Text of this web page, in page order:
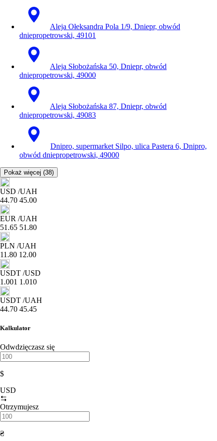
Aleja Ołeksandra Pola 1/9, Dniepr, obwód
dniepropetrowski, 49101
Aleja Słobożańska 50, Dniepr, obwód
dniepropetrowski, 49000
Aleja Słobożańska 87, Dniepr, obwód
dniepropetrowski, 49083
Dnipro, supermarket Silpo, ulica Pastera 6, Dnipro,
obwód dniepropetrowski, 49000
Pokaż więcej (38)
USD /UAH
44.70 45.00
EUR /UAH
51.65 51.80
PLN /UAH
11.80 12.00
USDT /USD
1.001 1.010
USDT /UAH
44.70 45.45
Kalkulator
Odwdzięczasz się
$
USD
Otrzymujesz
₴